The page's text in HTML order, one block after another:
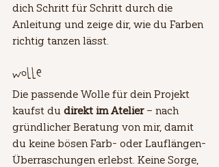
dich Schritt für Schritt durch die
Anleitung und zeige dir, wie du Farben
richtig tanzen lässt.
Wolle
Die passende Wolle für dein Projekt
kaufst du direkt im Atelier – nach
gründlicher Beratung von mir, damit
du keine bösen Farb- oder Lauflängen-
Überraschungen erlebst. Keine Sorge,